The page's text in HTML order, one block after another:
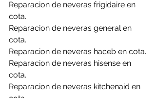
Reparacion de neveras frigidaire en
cota.
Reparacion de neveras general en
cota.
Reparacion de neveras haceb en cota.
Reparacion de neveras hisense en
cota.
Reparacion de neveras kitchenaid en